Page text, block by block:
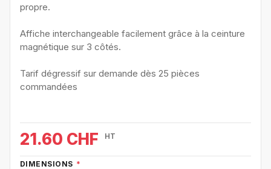
propre.
Affiche interchangeable facilement grâce à la ceinture
magnétique sur 3 côtés.
Tarif dégressif sur demande dès 25 pièces
commandées
21.60 CHF HT
DIMENSIONS *